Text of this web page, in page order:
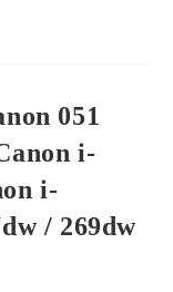
051
i-
i-
/ 269dw